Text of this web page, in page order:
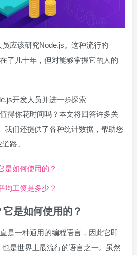
应该研究Node.js。这种流行的
了几十年，但对能够掌握它的人的
开发人员并进一步探索
得你花时间吗？本文将回答许多关
我们还提供了各种统计数据，帮助您
路。
是如何使用的？
均工资是多少？
是如何使用的？
是一种通用的编程语言，因此它即
是世界上最流行的语言之一。虽然